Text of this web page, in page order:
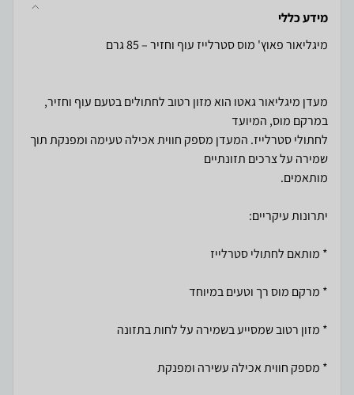
מידע כללי
מעדן מיגליאור גאטו הוא מזון רטוב לחתולים בטעם עוף וחזיר,
לחתולי סטרלייז. המעדן מספק חווית אכילה טעימה ומפנקת תוך